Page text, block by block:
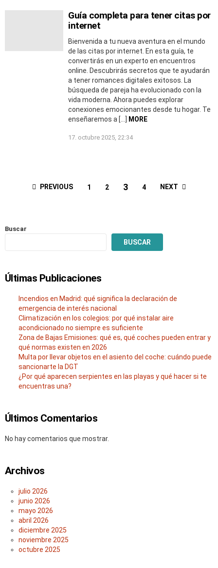
Guía completa para tener citas por
internet
Bienvenida a tu nueva aventura en el mundo
de las citas por internet. En esta guía, te
convertirás en un experto en encuentros
online. Descubrirás secretos que te ayudarán
a tener romances digitales exitosos. La
búsqueda de pareja ha evolucionado con la
vida moderna. Ahora puedes explorar
conexiones emocionantes desde tu hogar. Te
enseñaremos a […]
MORE
17. octubre 2025, 22:34
PREVIOUS 1 2 3 4 NEXT
Buscar
BUSCAR
Últimas Publicaciones
Incendios en Madrid: qué significa la declaración de
emergencia de interés nacional
Climatización en los colegios: por qué instalar aire
acondicionado no siempre es suficiente
Zona de Bajas Emisiones: qué es, qué coches pueden entrar y
qué normas existen en 2026
Multa por llevar objetos en el asiento del coche: cuándo puede
sancionarte la DGT
¿Por qué aparecen serpientes en las playas y qué hacer si te
encuentras una?
Últimos Comentarios
No hay comentarios que mostrar.
Archivos
julio 2026
junio 2026
mayo 2026
abril 2026
diciembre 2025
noviembre 2025
octubre 2025